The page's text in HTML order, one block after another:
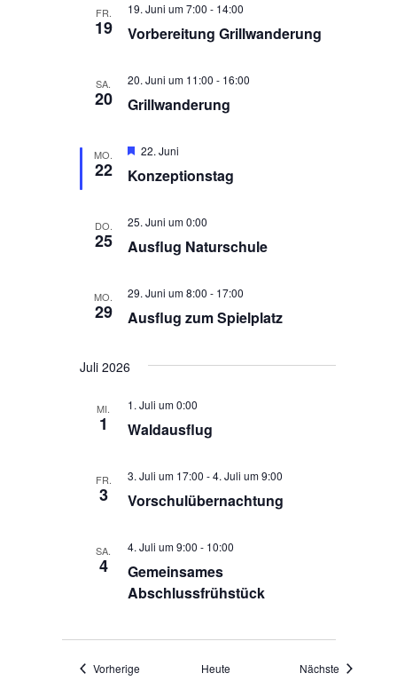
FR.
19 Vorbereitung Grillwanderung
19. Juni um 7:00 - 14:00
SA.
20 Grillwanderung
20. Juni um 11:00 - 16:00
MO.
22 Konzeptionstag
Hervorgehoben
22. Juni
DO.
25 Ausflug Naturschule
25. Juni um 0:00
MO.
29 Ausflug zum Spielplatz
29. Juni um 8:00 - 17:00
Juli 2026
MI.
1 Waldausflug
1. Juli um 0:00
FR.
3 Vorschulübernachtung
3. Juli um 17:00 -4. Juli um 9:00
SA.
4
Gemeinsames
Abschlussfrühstück
4. Juli um 9:00 - 10:00
VorherigeVeranstaltungenHeute Nächste